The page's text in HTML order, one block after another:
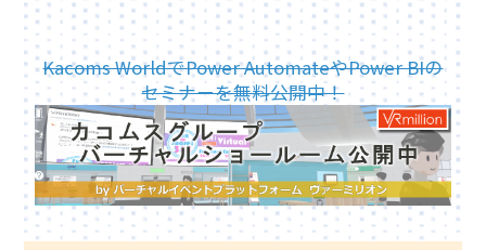
Kacoms WorldでPower AutomateやPower BIの
セミナーを無料公開中！